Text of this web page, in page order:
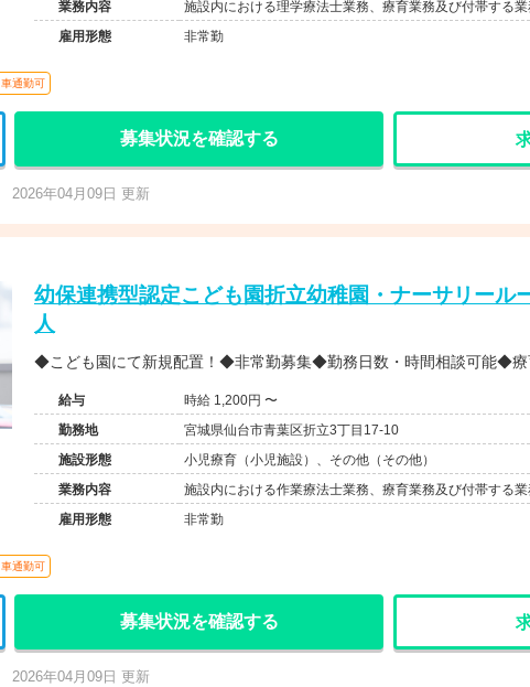
業務内容
施設内における理学療法士業務、療育業務及び付帯する業
雇用形態
非常勤
車通勤可
募集状況を確認する
2026年04月09日 更新
幼保連携型認定こども園折立幼稚園・ナーサリール
人
◆こども園にて新規配置！◆非常勤募集◆勤務日数・時間相談可能◆
給与
時給 1,200円 〜
勤務地
宮城県仙台市青葉区折立3丁目17-10
施設形態
小児療育（小児施設）、その他（その他）
業務内容
施設内における作業療法士業務、療育業務及び付帯する業
雇用形態
非常勤
車通勤可
募集状況を確認する
2026年04月09日 更新